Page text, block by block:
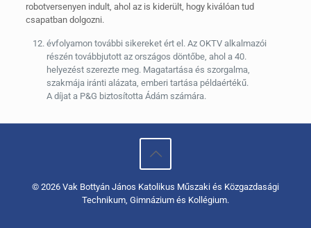
robotversenyen indult, ahol az is kiderült, hogy kiválóan tud
csapatban dolgozni.
évfolyamon további sikereket ért el. Az OKTV alkalmazói
részén továbbjutott az országos döntőbe, ahol a 40.
helyezést szerezte meg. Magatartása és szorgalma,
szakmája iránti alázata, emberi tartása példaértékű.
A díjat a P&G biztosította Ádám számára.
© 2026 Vak Bottyán János Katolikus Műszaki és Közgazdasági
Technikum, Gimnázium és Kollégium.